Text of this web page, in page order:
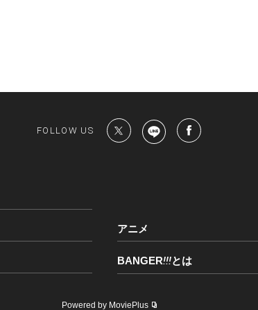
FOLLOW US
アニメ
BANGER!!!とは
Powered by MoviePlus